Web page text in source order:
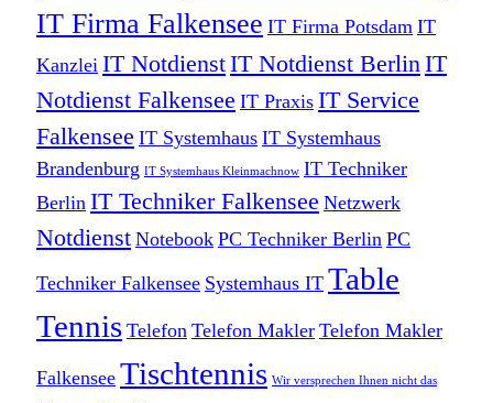
IT Firma Falkensee IT Firma Potsdam IT
Kanzlei IT NotdienstIT Notdienst Berlin IT
Notdienst Falkensee IT Praxis IT Service
Falkensee IT Systemhaus IT Systemhaus
Brandenburg IT Systemhaus Kleinmachnow IT Techniker
Berlin IT Techniker Falkensee Netzwerk
Notdienst Notebook PC Techniker Berlin PC
Techniker Falkensee Systemhaus IT Table
Tennis Telefon Telefon Makler Telefon Makler
Falkensee Tischtennis Wir versprechen Ihnen nicht das